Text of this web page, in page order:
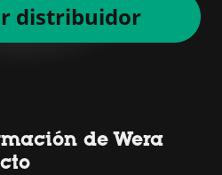
distribuidor
de Wera